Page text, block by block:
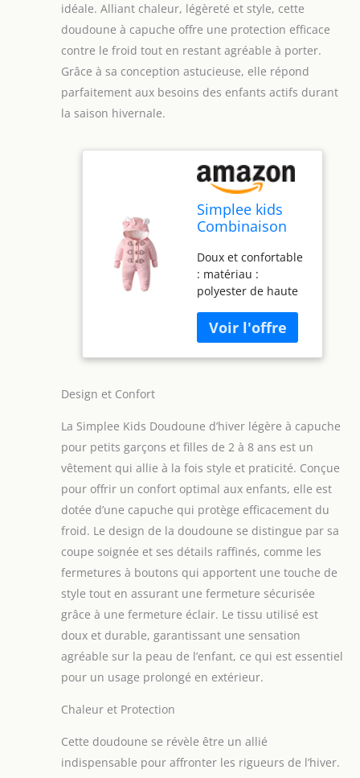
idéale. Alliant chaleur, légèreté et style, cette
doudoune à capuche offre une protection efficace
contre le froid tout en restant agréable à porter.
Grâce à sa conception astucieuse, elle répond
parfaitement aux besoins des enfants actifs durant
la saison hivernale.
Simplee kids
Combinaison
chaude à
capuche pour
bébé garçon et
fille avec gants
pour 3 à 24
mois, A-rose, 9-
12 mois
Doux et confortable
: matériau :
polyester de haute
douce pour la peau,
doux, confortable et
chaud pour bébé.
et grenouillère à
couverture
complète de 0 à 6
mois : rend bébé
mignon et garde
bébé au chaud en
hiver. Pratique à
porter : fermeture à
bouton griffe du cou
à la ligne des orteils
: facilite l'enfilage et
le changement des
couches. Un cadeau
pour Noël,
Thanksgiving, fête,
Meilleur cadeau de
fête prénatale
Design et Confort
La Simplee Kids Doudoune d’hiver légère à capuche
pour petits garçons et filles de 2 à 8 ans est un
vêtement qui allie à la fois style et praticité. Conçue
pour offrir un confort optimal aux enfants, elle est
dotée d’une capuche qui protège efficacement du
froid. Le design de la doudoune se distingue par sa
coupe soignée et ses détails raffinés, comme les
fermetures à boutons qui apportent une touche de
style tout en assurant une fermeture sécurisée
grâce à une fermeture éclair. Le tissu utilisé est
doux et durable, garantissant une sensation
agréable sur la peau de l’enfant, ce qui est essentiel
pour un usage prolongé en extérieur.
Chaleur et Protection
Cette doudoune se révèle être un allié
indispensable pour affronter les rigueurs de l’hiver.